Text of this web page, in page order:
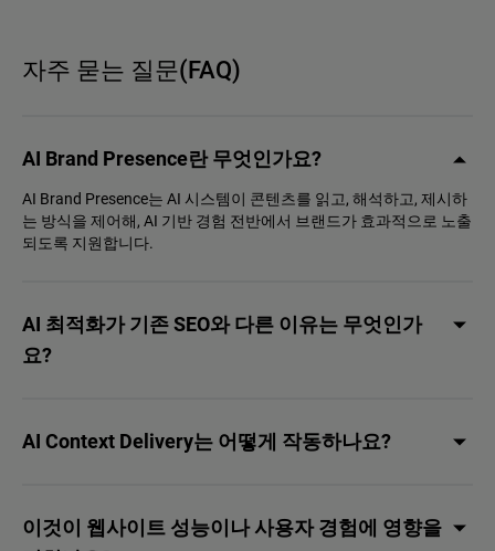
자주 묻는 질문(FAQ)
AI Brand Presence란 무엇인가요?
AI Brand Presence는 AI 시스템이 콘텐츠를 읽고, 해석하고, 제시하
는 방식을 제어해, AI 기반 경험 전반에서 브랜드가 효과적으로 노출
되도록 지원합니다.
AI 최적화가 기존 SEO와 다른 이유는 무엇인가
요?
AI Context Delivery는 어떻게 작동하나요?
이것이 웹사이트 성능이나 사용자 경험에 영향을